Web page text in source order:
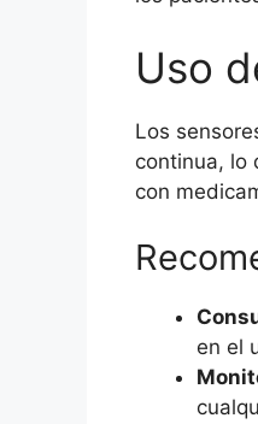
Uso
Los
continua, lo
con
en el